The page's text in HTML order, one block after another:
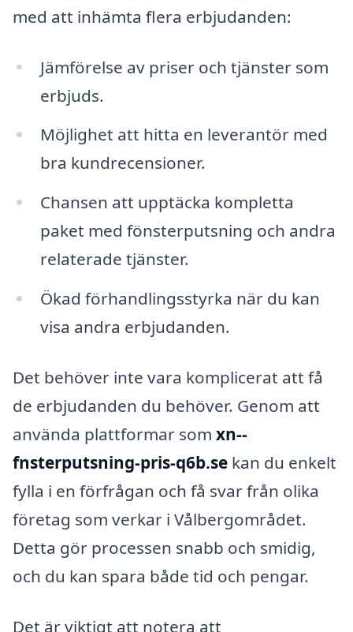
med att inhämta flera erbjudanden:
Jämförelse av priser och tjänster som
erbjuds.
Möjlighet att hitta en leverantör med
bra kundrecensioner.
Chansen att upptäcka kompletta
paket med fönsterputsning och andra
relaterade tjänster.
Ökad förhandlingsstyrka när du kan
visa andra erbjudanden.
Det behöver inte vara komplicerat att få
de erbjudanden du behöver. Genom att
använda plattformar som xn--
fnsterputsning-pris-q6b.se kan du enkelt
fylla i en förfrågan och få svar från olika
företag som verkar i Vålbergområdet.
Detta gör processen snabb och smidig,
och du kan spara både tid och pengar.
Det är viktigt att notera att